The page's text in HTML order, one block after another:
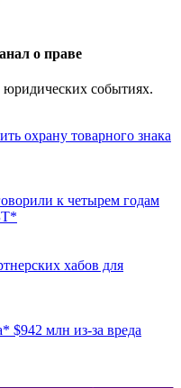
о праве
событиях.
охрану товарного знака
к четырем годам
хабов для
$942 млн из-за вреда